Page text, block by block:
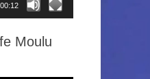
00:12
Moulu